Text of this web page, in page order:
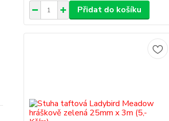
Přidat do košíku